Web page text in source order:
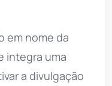
em nome da
integra uma
a divulgação